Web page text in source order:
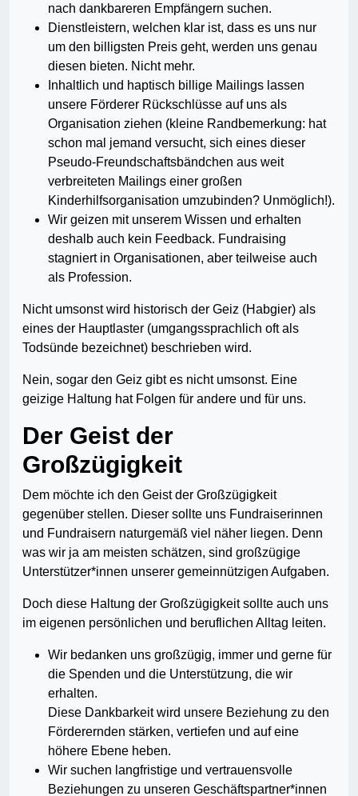
nach dankbareren Empfängern suchen.
Dienstleistern, welchen klar ist, dass es uns nur
um den billigsten Preis geht, werden uns genau
diesen bieten. Nicht mehr.
Inhaltlich und haptisch billige Mailings lassen
unsere Förderer Rückschlüsse auf uns als
Organisation ziehen (kleine Randbemerkung: hat
schon mal jemand versucht, sich eines dieser
Pseudo-Freundschaftsbändchen aus weit
verbreiteten Mailings einer großen
Kinderhilfsorganisation umzubinden? Unmöglich!).
Wir geizen mit unserem Wissen und erhalten
deshalb auch kein Feedback. Fundraising
stagniert in Organisationen, aber teilweise auch
als Profession.
Nicht umsonst wird historisch der Geiz (Habgier) als
eines der Hauptlaster (umgangssprachlich oft als
Todsünde bezeichnet) beschrieben wird.
Nein, sogar den Geiz gibt es nicht umsonst. Eine
geizige Haltung hat Folgen für andere und für uns.
Der Geist der
Großzügigkeit
Dem möchte ich den Geist der Großzügigkeit
gegenüber stellen. Dieser sollte uns Fundraiserinnen
und Fundraisern naturgemäß viel näher liegen. Denn
was wir ja am meisten schätzen, sind großzügige
Unterstützer*innen unserer gemeinnützigen Aufgaben.
Doch diese Haltung der Großzügigkeit sollte auch uns
im eigenen persönlichen und beruflichen Alltag leiten.
Wir bedanken uns großzügig, immer und gerne für
die Spenden und die Unterstützung, die wir
erhalten.
Diese Dankbarkeit wird unsere Beziehung zu den
Förderernden stärken, vertiefen und auf eine
höhere Ebene heben.
Wir suchen langfristige und vertrauensvolle
Beziehungen zu unseren Geschäftspartner*innen